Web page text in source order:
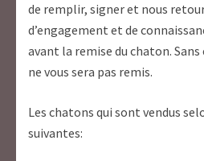
de remplir, signer et nous
d’engagement et de
avant la remise du chaton.
ne vous sera pas remis.
Les chatons qui sont vendus
suivantes: